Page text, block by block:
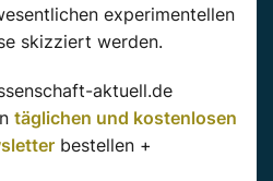
experimentellen
skizziert werden.
aktuell.de
täglichen und kostenlosen
bestellen +